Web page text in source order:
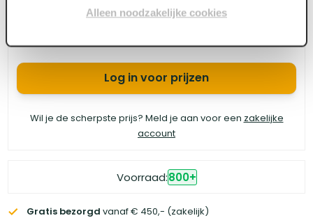
Alleen noodzakelijke cookies
Log in voor prijzen
Wil je de scherpste prijs? Meld je aan voor een zakelijke
account
Voorraad:800+
Gratis bezorgd vanaf € 450,- (zakelijk)